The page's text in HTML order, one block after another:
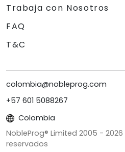
Trabaja con Nosotros
FAQ
T&C
colombia@nobleprog.com
+57 601 5088267
Colombia
NobleProg® Limited 2005 - 2026
reservados